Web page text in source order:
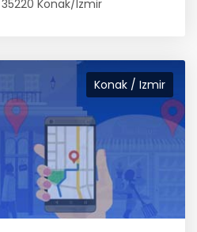
Konak/Izmir
Konak / Izmir